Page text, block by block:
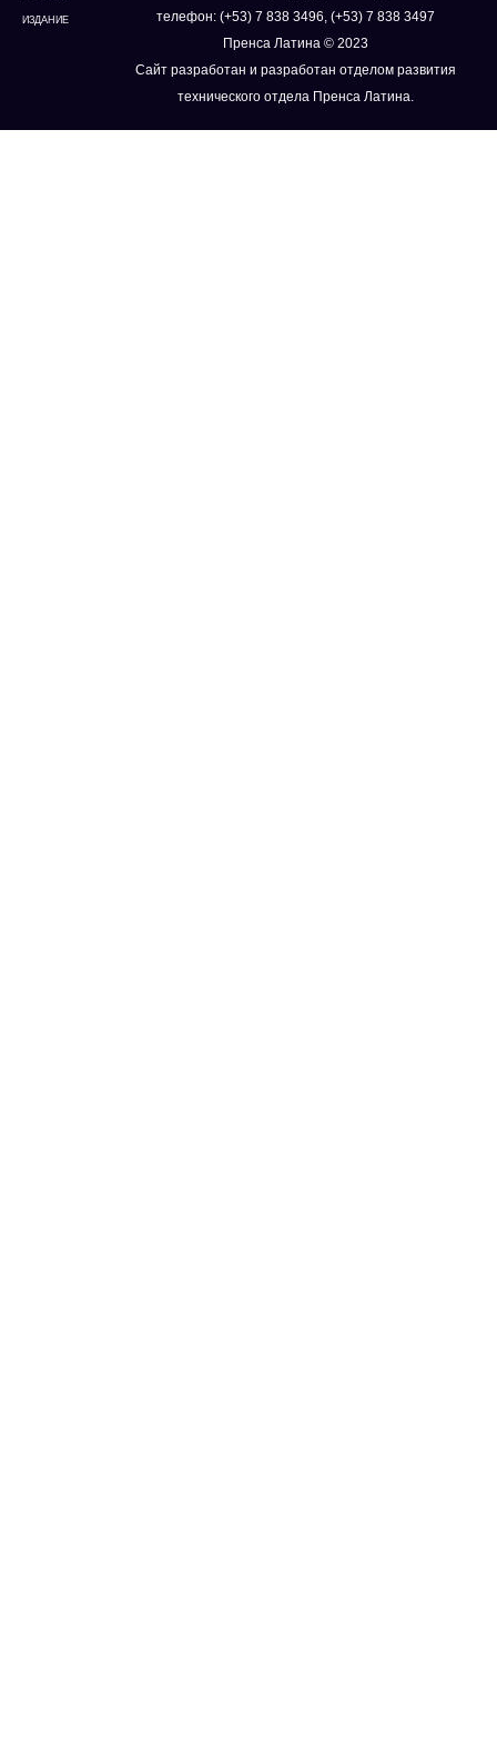
ИЗДАНИЕ
телефон: (+53) 7 838 3496, (+53) 7 838 3497
Пренса Латина © 2023
Сайт разработан и разработан отделом развития
технического отдела Пренса Латина.